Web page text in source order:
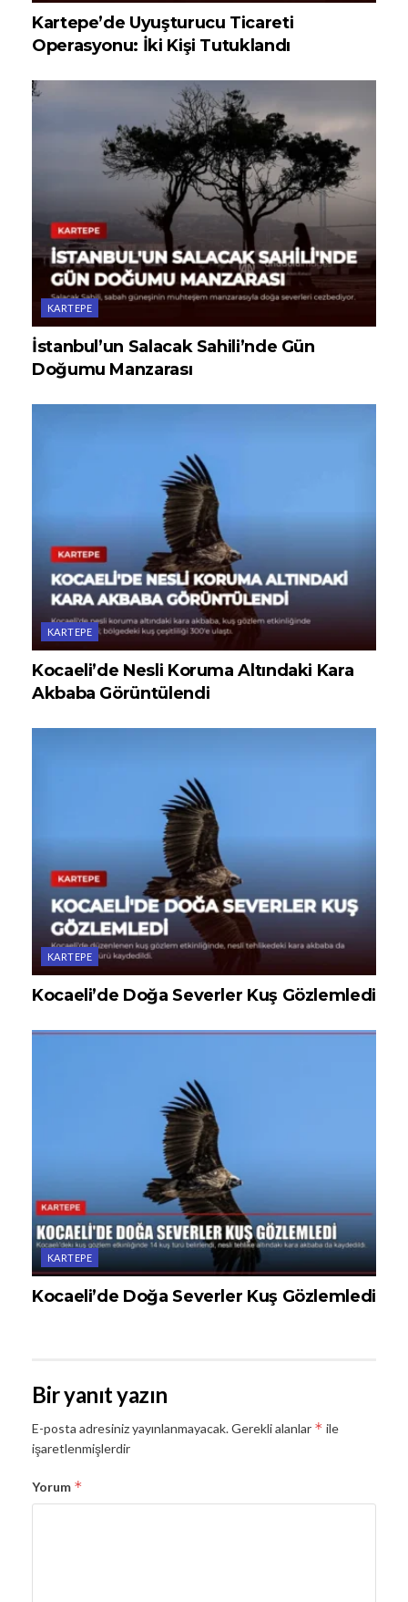
Kartepe’de Uyuşturucu Ticareti
Operasyonu: İki Kişi Tutuklandı
KARTEPE
İstanbul’un Salacak Sahili’nde Gün
Doğumu Manzarası
KARTEPE
Kocaeli’de Nesli Koruma Altındaki Kara
Akbaba Görüntülendi
KARTEPE
Kocaeli’de Doğa Severler Kuş Gözlemledi
KARTEPE
Kocaeli’de Doğa Severler Kuş Gözlemledi
Bir yanıt yazın
E-posta adresiniz yayınlanmayacak.Gerekli alanlar * ile
işaretlenmişlerdir
Yorum *